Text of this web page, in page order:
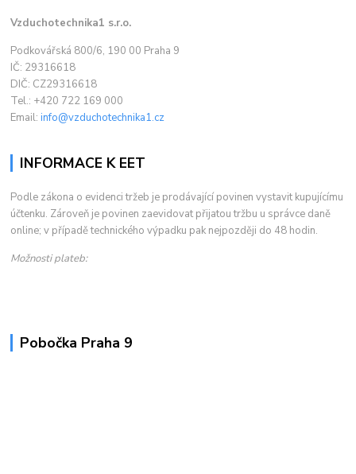
Vzduchotechnika1 s.r.o.
Podkovářská 800/6, 190 00 Praha 9
IČ: 29316618
DIČ: CZ29316618
Tel.: +420 722 169 000
Email:info@vzduchotechnika1.cz
INFORMACE K EET
Podle zákona o evidenci tržeb je prodávající povinen vystavit kupujícímu
účtenku. Zároveň je povinen zaevidovat přijatou tržbu u správce daně
online; v případě technického výpadku pak nejpozději do 48 hodin.
Možnosti plateb:
Pobočka Praha 9